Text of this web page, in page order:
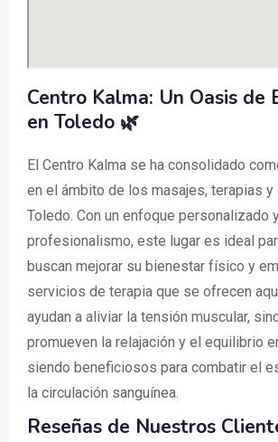
Centro Kalma: Un Oasis de
en Toledo 🌿
El Centro Kalma se ha consolidado
en el ámbito de los masajes, terapias y
Toledo. Con un enfoque personalizado
profesionalismo, este lugar es ideal
buscan mejorar su bienestar físico y
servicios de terapia que se ofrecen
ayudan a aliviar la tensión muscular,
promueven la relajación y el equilibrio
siendo beneficiosos para combatir el
la circulación sanguínea.
Reseñas de Nuestros